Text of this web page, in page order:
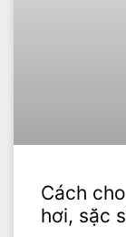
Cách
hơi, sặc